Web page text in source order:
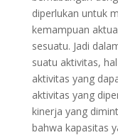
diperlukan untuk
kemampuan
sesuatu. Jadi
suatu aktivitas,
aktivitas yang
aktivitas yang
kinerja yang
bahwa kapasitas